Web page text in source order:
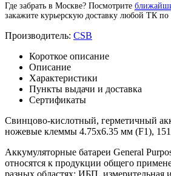
Где забрать в Москве? Посмотрите
закажите курьерскую доставку любой ТК
Производитель: CSB
Короткое описание
Описание
Характеристики
Пункты выдачи и доставка
Сертификаты
Свинцово-кислотный, герметичный
ножевые клеммы 4.75х6.35 мм (F1),
Аккумуляторные батареи General
относятся к продукции общего
разных областях: ИБП, измерительная